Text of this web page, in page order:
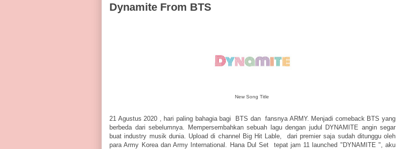
Dynamite From BTS
New Song Title
21 Agustus 2020 , hari paling bahagia bagi BTS dan fansnya ARMY. Menjadi comeback BTS yang
berbeda dari sebelumnya. Mempersembahkan sebuah lagu dengan judul DYNAMITE angin segar
buat industry musik dunia. Upload di channel Big Hit Lable, dari premier saja sudah ditunggu oleh
para Army Korea dan Army International. Hana Dul Set tepat jam 11 launched "DYNAMITE ", aku